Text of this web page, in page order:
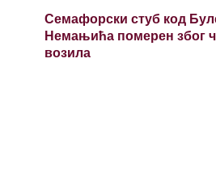
Семафорски стуб код
Немањића померен због
возила